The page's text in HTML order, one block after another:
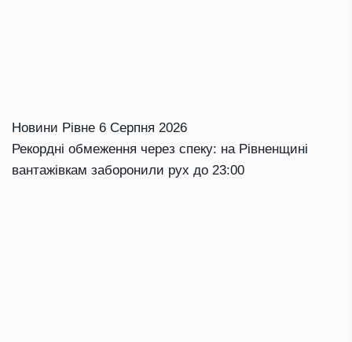
Новини Рівне 6 Серпня 2026
Рекордні обмеження через спеку: на Рівненщині
вантажівкам заборонили рух до 23:00